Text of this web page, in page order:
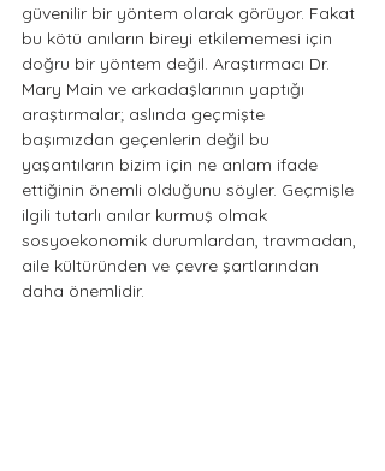
güvenilir bir yöntem olarak görüyor. Fakat
bu kötü anıların bireyi etkilememesi için
doğru bir yöntem değil. Araştırmacı Dr.
Mary Main ve arkadaşlarının yaptığı
araştırmalar; aslında geçmişte
başımızdan geçenlerin değil bu
yaşantıların bizim için ne anlam ifade
ettiğinin önemli olduğunu söyler. Geçmişle
ilgili tutarlı anılar kurmuş olmak
sosyoekonomik durumlardan, travmadan,
aile kültüründen ve çevre şartlarından
daha önemlidir.